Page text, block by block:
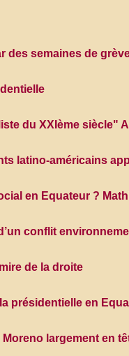
des semaines de
du XXIème siècle"
latino-américains
en Equateur ?
conflit
de la droite
présidentielle en
largement en